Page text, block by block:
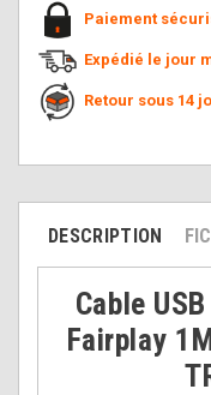
Paiement
Expédié le jour
Retour sous 14
DESCRIPTION
Cable
Fairplay